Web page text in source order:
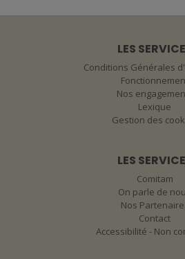
LES
Conditions Générales
Nos
Lexique
Gestion des
LES
Comitam
On parle de
Nos
Contact
Accessibilité - Non